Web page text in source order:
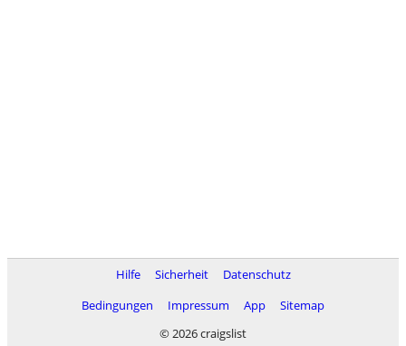
Hilfe Sicherheit
Datenschutz
Bedingungen
Impressum App
Sitemap
© 2026 craigslist